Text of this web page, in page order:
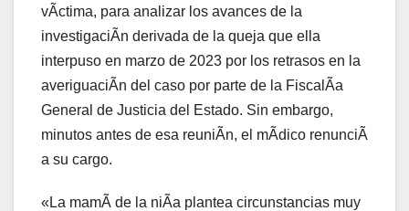
vÃctima, para analizar los avances de la
investigaciÃn derivada de la queja que ella
interpuso en marzo de 2023 por los retrasos en la
averiguaciÃn del caso por parte de la FiscalÃa
General de Justicia del Estado. Sin embargo,
minutos antes de esa reuniÃn, el mÃdico renunciÃ
a su cargo.
«La mamÃ de la niÃa plantea circunstancias muy